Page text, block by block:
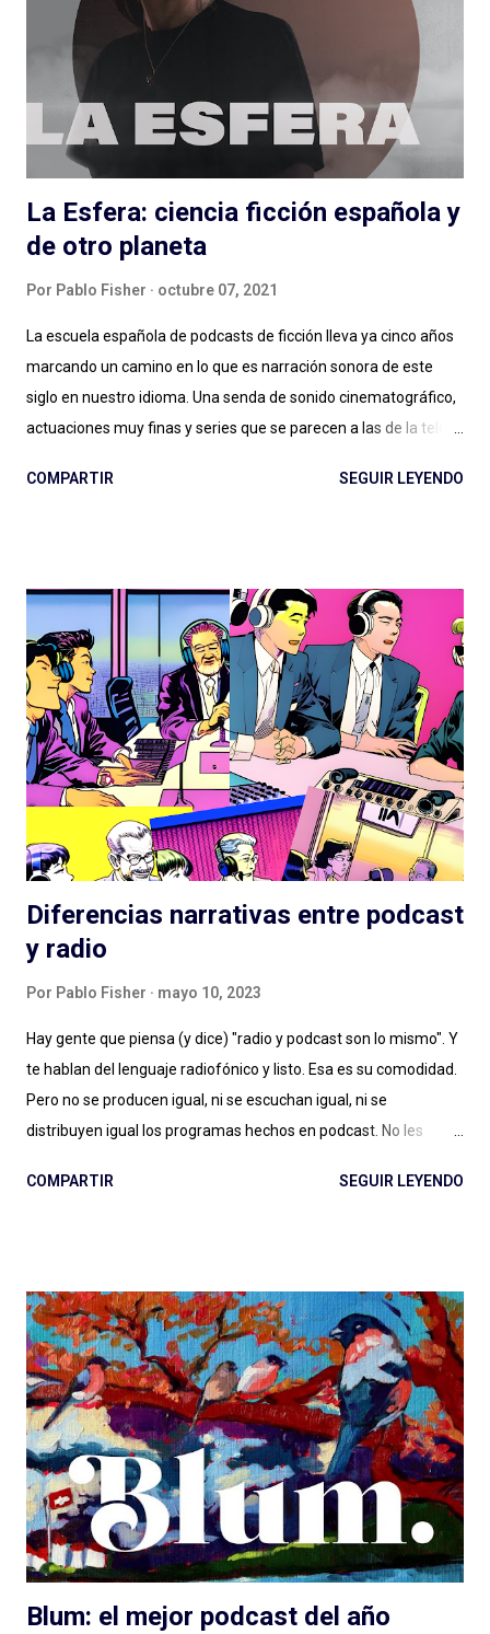
Sebastián Rojas en este podcast que parece de conversación
pero (por suerte) no lo es. Muchos minutos de entrevista
condensados en alrededor de una hora (y monedas) con
personas que podés conocer de una cosa y nos hablan de otra,
de una muy...
La Esfera: ciencia ficción española y
de otro planeta
Por Pablo Fisher octubre 07, 2021
La escuela española de podcasts de ficción lleva ya cinco años
marcando un camino en lo que es narración sonora de este
siglo en nuestro idioma. Una senda de sonido cinematográfico,
actuaciones muy finas y series que se parecen a las de la tele
Apagón en adelante. Ese nivel presupuestario, esa dedicación
del viejo radioteatro. En ese rumbo, La Esfera es la gran
superproducción que entregó Podium Podcast este año, con
una historia (nuevamente) de ciencia ficción que retoma un
tema clásico del género: los OVNIs, la presencia extraterrestre
en nuestro planeta, las conspiraciones gubernamentales y "The
truth is out there" . Tan marcada es la influencia de X-Files en
este podcast que hasta lo celebran con la inclusión de la
COMPARTIR SEGUIR LEYENDO
Diferencias narrativas entre podcast
y radio
Por Pablo Fisher mayo 10, 2023
Hay gente que piensa (y dice) "radio y podcast son lo mismo". Y
te hablan del lenguaje radiofónico y listo. Esa es su comodidad.
Pero no se producen igual, ni se escuchan igual, ni se
distribuyen igual los programas hechos en podcast. No les
(podcast), con escuchar el páramo creativo (radio) vs. la
Porque los debates no pueden ser eternos. Y entonces
hablamos de lenguaje sonoro, hablamos de audio digital a
demanda del siglo XXI, hablamos de géneros, formatos, estilos.
Compartimos programas hechos para audiencias regionales,
globales, en nuestro idioma. Pero hay que aportar , siento en
este momento, un granito más al debate: el de las diferencias
narrativas entre una cosa y la otra. Más allá de las instancias de
producción, distribución y es...
COMPARTIR SEGUIR LEYENDO
Blum: el mejor podcast del año